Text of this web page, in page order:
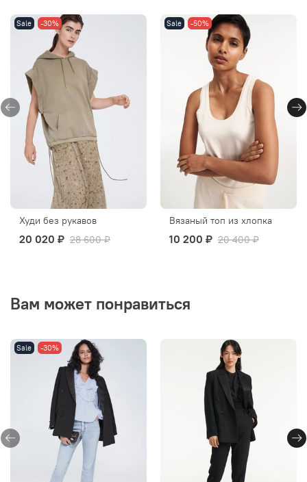
Sale -30%
Худи без рукавов
20 020 ₽ 28 600 ₽
Sale -50%
Вязаный топ из хлопка
10 200 ₽ 20 400 ₽
Вам может понравиться
Sale -30%